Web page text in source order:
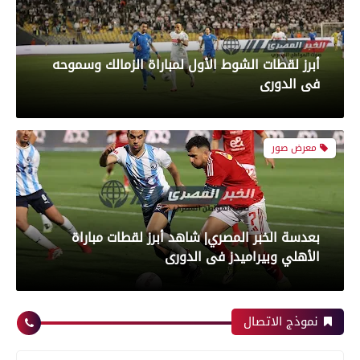
أبرز لقطات الشوط الأول لمباراة الزمالك وسموحه
فى الدورى
معرض صور
بعدسة الخبر المصري| شاهد أبرز لقطات مباراة
الأهلي وبيراميدز فى الدورى
رياضة
نموذج الاتصال
تموين الفيوم ضبط سيارة نقل محملة بـ 1750 كيلو
جبنة مجهولة المصدر وغير صالحة للاستهلاك
الآدمي
محافظات
تموين الفيوم ضبط 500 لتر لبن فاسد وغير صالح
للاستهلاك الآدمى قبل طرحه بالأسواق